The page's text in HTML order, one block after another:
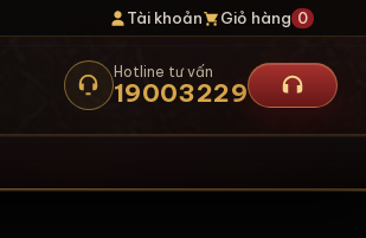
Tài khoản Giỏ hàng 0
Hotline tư vấn
19003229